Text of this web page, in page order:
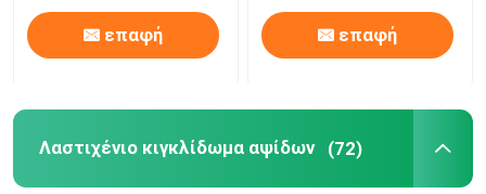
επαφή επαφή
Λαστιχένιο κιγκλίδωμα αψίδων (72)